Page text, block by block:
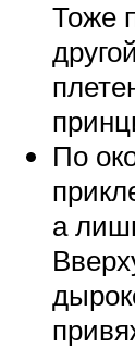
Тоже
По
а